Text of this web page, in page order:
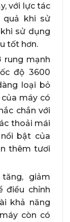
với lực tác
quả khi sử
sử dụng
tốt hơn.
rung mạnh
độ 3600
loại bỏ
máy có
chắn với
thoải mái
bật của
thêm tươi
giảm
điều chỉnh
khả năng
còn có